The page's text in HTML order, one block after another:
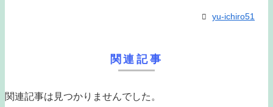
yu-ichiro51
関連記事
関連記事は見つかりませんでした。